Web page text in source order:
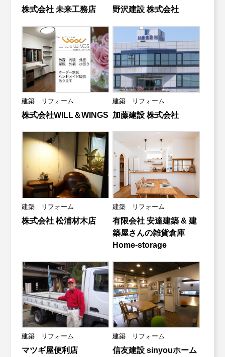
株式会社 未来工務店 野沢建設 株式会社
建築 リフォーム
株式会社WILL＆WINGS
建築 リフォーム
加藤建設 株式会社
建築 リフォーム
株式会社 松浦材木店
建築 リフォーム
有限会社 安達建築 & 建
築屋さんの雑貨倉庫
Home-storage
建築 リフォーム
マツギ屋便利店
建築 リフォーム
信友建設 sinyouホーム